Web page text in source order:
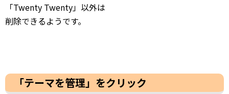
「Twenty Twenty」以外は
削除できるようです。
「テーマを管理」をクリック